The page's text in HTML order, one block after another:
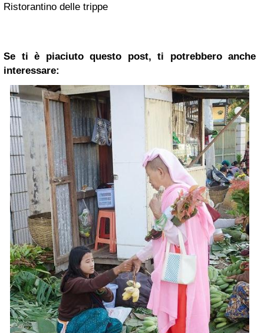
Ristorantino delle trippe
Se ti è piaciuto questo post, ti potrebbero anche
interessare: